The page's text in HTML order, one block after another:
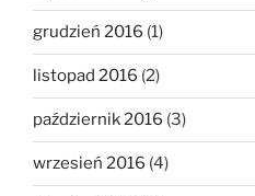
grudzień 2016 (1)
listopad 2016 (2)
październik 2016 (3)
wrzesień 2016 (4)